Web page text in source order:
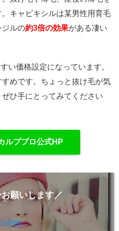
キャピキシルは某男性用育毛
ジルの約3倍の効果がある凄い
い価格設定になっています。
めです。ちょっと抜け毛が気
ひ手にとってみてください
ルププロ公式HP
願いします／
Follow